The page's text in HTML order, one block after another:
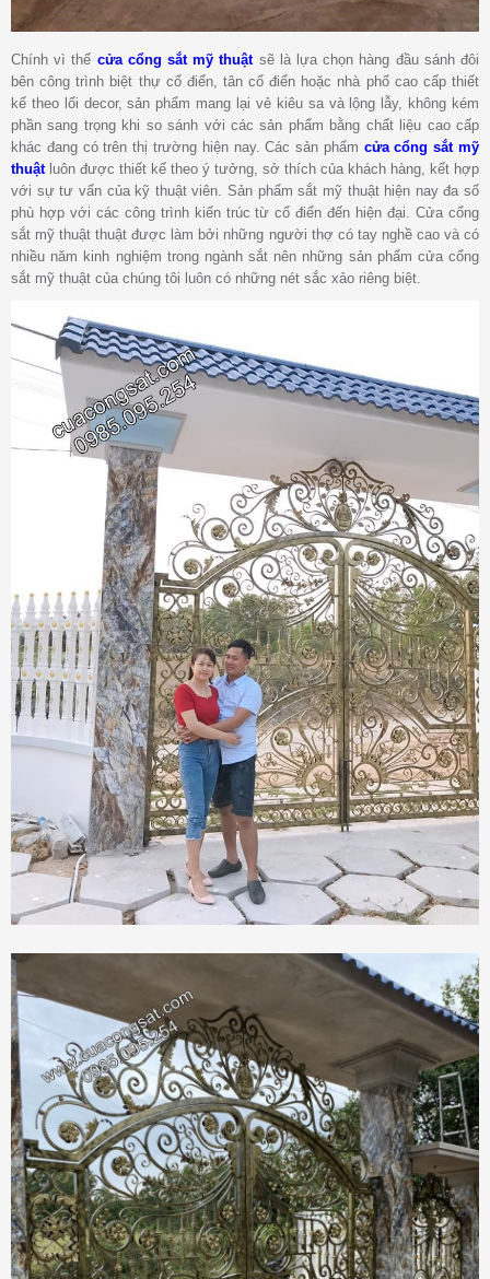
Chính vì thế cửa cổng sắt mỹ thuậtsẽ là lựa chọn hàng đầu sánh đôi
bên công trình biệt thự cổ điển, tân cổ điển hoặc nhà phố cao cấp thiết
kế theo lối decor, sản phẩm mang lại vẻ kiêu sa và lộng lẫy, không kém
phần sang trọng khi so sánh với các sản phẩm bằng chất liệu cao cấp
khác đang có trên thị trường hiện nay. Các sản phẩm cửa cổng sắt mỹ
thuậtluôn được thiết kế theo ý tưởng, sở thích của khách hàng, kết hợp
với sự tư vấn của kỹ thuật viên. Sản phẩm sắt mỹ thuật hiện nay đa số
phù hợp với các công trình kiến trúc từ cổ điển đến hiện đại. Cửa cổng
sắt mỹ thuật thuật được làm bởi những người thợ có tay nghề cao và có
nhiều năm kinh nghiệm trong ngành sắt nên những sản phẩm cửa cổng
sắt mỹ thuật của chúng tôi luôn có những nét sắc xảo riêng biệt.